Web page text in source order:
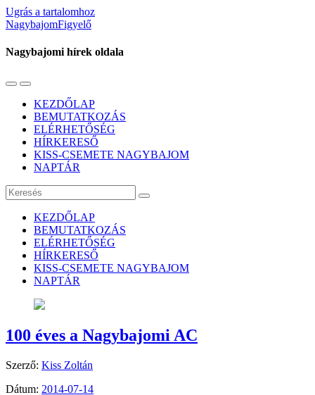
Ugrás a tartalomhoz
NagybajomFigyelő
Nagybajomi hírek oldala
Váltás
mobil
menüre
Használja
keresés
mezőt
KEZDŐLAP
BEMUTATKOZÁS
ELÉRHETŐSÉG
HÍRKERESŐ
KISS-CSEMETE NAGYBAJOM
NAPTÁR
Keresés
KEZDŐLAP
BEMUTATKOZÁS
ELÉRHETŐSÉG
HÍRKERESŐ
KISS-CSEMETE NAGYBAJOM
NAPTÁR
100 éves a Nagybajomi AC
Szerző: Kiss Zoltán
Dátum: 2014-07-14